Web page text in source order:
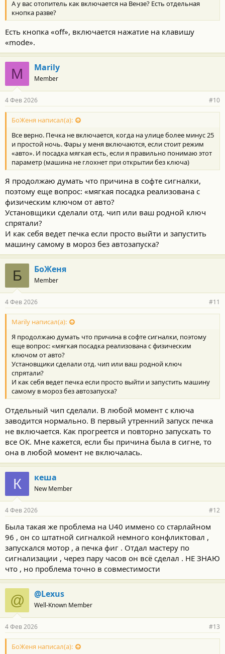
А у вас отопитель как включается на Вензе? Есть отдельная
кнопка разве?
Есть кнопка «off», включается нажатие на клавишу
«mode».
M Marily
Member
4 Фев 2026 #10
БоЖеня написал(а):
Все верно. Печка не включается, когда на улице более минус 25
и простой ночь. Фары у меня включаются, если стоит режим
«авто». И посадка мягкая есть, если я правильно понимаю этот
параметр (машина не глохнет при открытии без ключа)
Я продолжаю думать что причина в софте сигналки,
поэтому еще вопрос: «мягкая посадка реализована с
физическим ключом от авто?
Установщики сделали отд. чип или ваш родной ключ
спрятали?
И как себя ведет печка если просто выйти и запустить
машину самому в мороз без автозапуска?
Б БоЖеня
Member
4 Фев 2026 #11
Marily написал(а):
Я продолжаю думать что причина в софте сигналки, поэтому
еще вопрос: «мягкая посадка реализована с физическим
ключом от авто?
Установщики сделали отд. чип или ваш родной ключ
спрятали?
И как себя ведет печка если просто выйти и запустить машину
самому в мороз без автозапуска?
Отдельный чип сделали. В любой момент с ключа
заводится нормально. В первый утренний запуск печка
не включается. Как прогреется и повторно запускать то
все ОК. Мне кажется, если бы причина была в сигне, то
она в любой момент не включалась.
К кеша
New Member
4 Фев 2026 #12
Была такая же проблема на U40 иммено со старлайном
96 , он со штатной сигналкой немного конфликтовал ,
запускался мотор , а печка фиг . Отдал мастеру по
сигнализации , через пару часов он всё сделал . НЕ ЗНАЮ
что , но проблема точно в совместимости
@ @Lexus
Well-Known Member
4 Фев 2026 #13
БоЖеня написал(а):